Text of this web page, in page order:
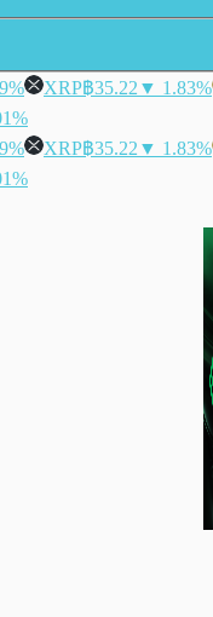
XRP฿35.22 ▼ 1.83%
XRP฿35.22 ▼ 1.83%